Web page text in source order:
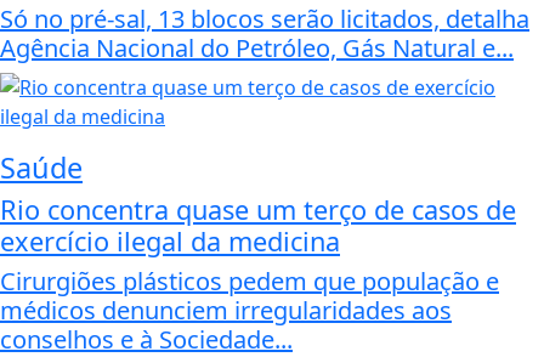
Só no pré-sal, 13 blocos serão licitados, detalha
Agência Nacional do Petróleo, Gás Natural e...
Saúde
Rio concentra quase um terço de casos de
exercício ilegal da medicina
Cirurgiões plásticos pedem que população e
médicos denunciem irregularidades aos
conselhos e à Sociedade...